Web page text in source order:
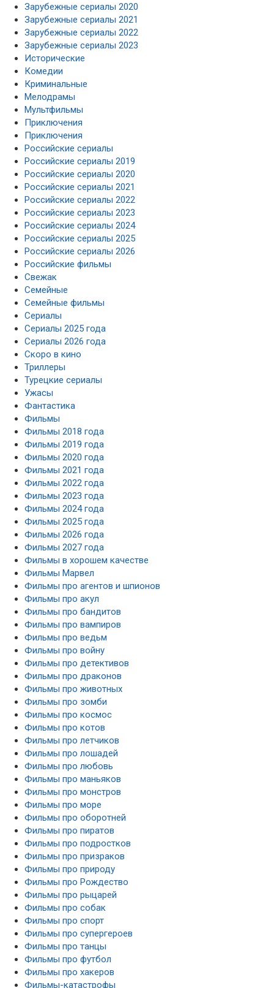
Зарубежные сериалы 2020
Зарубежные сериалы 2021
Зарубежные сериалы 2022
Зарубежные сериалы 2023
Исторические
Комедии
Криминальные
Мелодрамы
Мультфильмы
Приключения
Приключения
Российские сериалы
Российские сериалы 2019
Российские сериалы 2020
Российские сериалы 2021
Российские сериалы 2022
Российские сериалы 2023
Российские сериалы 2024
Российские сериалы 2025
Российские сериалы 2026
Российские фильмы
Свежак
Семейные
Семейные фильмы
Сериалы
Сериалы 2025 года
Сериалы 2026 года
Скоро в кино
Триллеры
Турецкие сериалы
Ужасы
Фантастика
Фильмы
Фильмы 2018 года
Фильмы 2019 года
Фильмы 2020 года
Фильмы 2021 года
Фильмы 2022 года
Фильмы 2023 года
Фильмы 2024 года
Фильмы 2025 года
Фильмы 2026 года
Фильмы 2027 года
Фильмы в хорошем качестве
Фильмы Марвел
Фильмы про агентов и шпионов
Фильмы про акул
Фильмы про бандитов
Фильмы про вампиров
Фильмы про ведьм
Фильмы про войну
Фильмы про детективов
Фильмы про драконов
Фильмы про животных
Фильмы про зомби
Фильмы про космос
Фильмы про котов
Фильмы про летчиков
Фильмы про лошадей
Фильмы про любовь
Фильмы про маньяков
Фильмы про монстров
Фильмы про море
Фильмы про оборотней
Фильмы про пиратов
Фильмы про подростков
Фильмы про призраков
Фильмы про природу
Фильмы про Рождество
Фильмы про рыцарей
Фильмы про собак
Фильмы про спорт
Фильмы про супергероев
Фильмы про танцы
Фильмы про футбол
Фильмы про хакеров
Фильмы-катастрофы